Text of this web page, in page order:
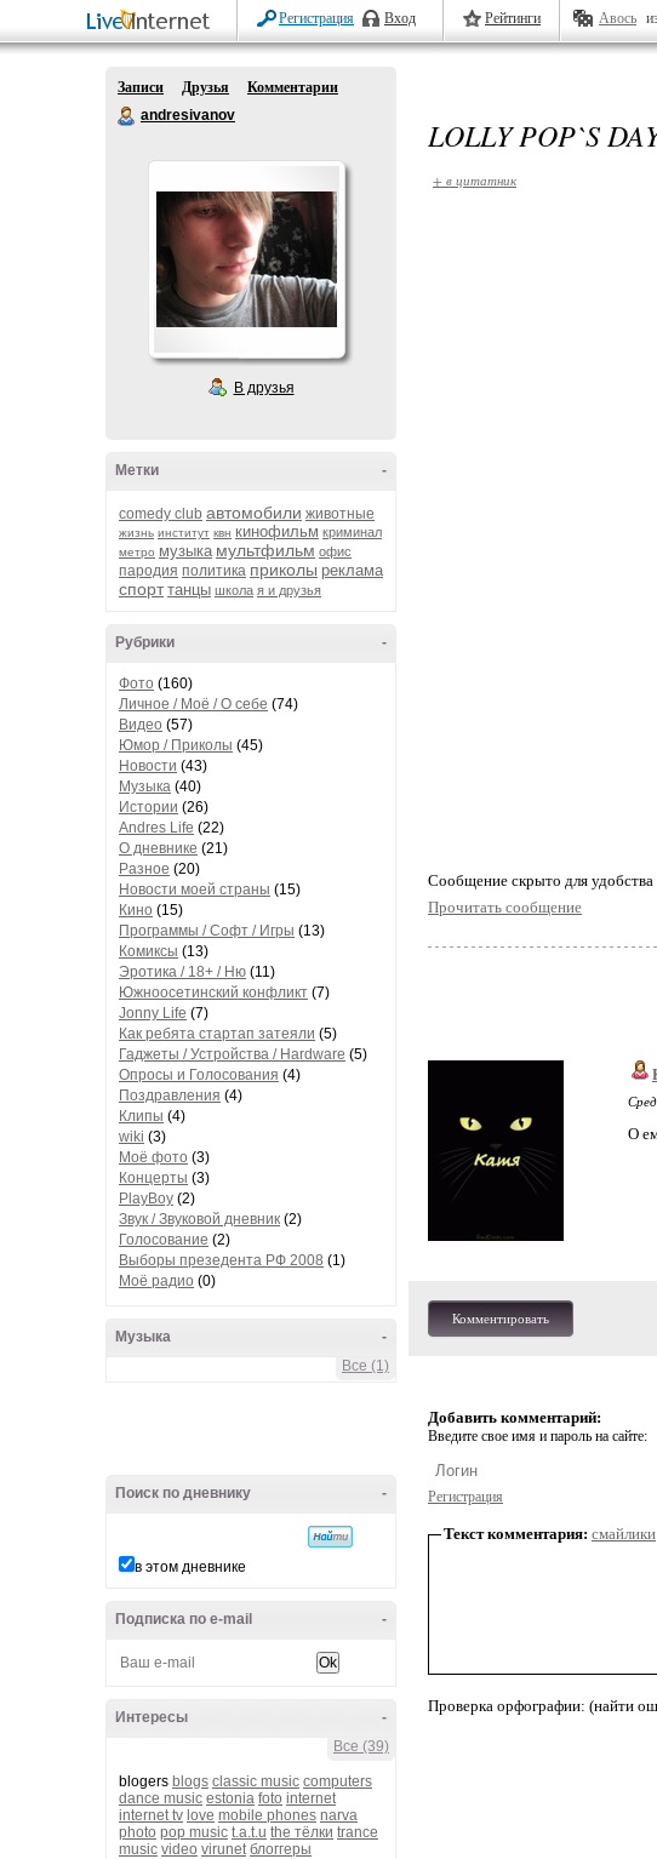
Регистрация Вход Рейтинги Авось
Записи Друзья
Комментарии
andresivanov
В друзья
-
Метки
comedy club автомобили животные
жизнь институт квн кинофильм криминал
метро музыка мультфильм офис
пародия политика приколы реклама
спорт танцы школа я и друзья
-
Рубрики
Фото (160)
Личное / Моё / О себе (74)
Видео (57)
Юмор / Приколы (45)
Новости (43)
Музыка (40)
Истории (26)
Andres Life (22)
О дневнике (21)
Разное (20)
Новости моей страны (15)
Кино (15)
Программы / Софт / Игры (13)
Комиксы (13)
Эротика / 18+ / Ню (11)
Южноосетинский конфликт (7)
Jonny Life (7)
Как ребята стартап затеяли (5)
Гаджеты / Устройства / Hardware (5)
Опросы и Голосования (4)
Поздравления (4)
Клипы (4)
wiki (3)
Моё фото (3)
Концерты (3)
PlayBoy (2)
Звук / Звуковой дневник (2)
Голосование (2)
Выборы презедента РФ 2008 (1)
Моё радио (0)
-
Музыка
Все (1)
-
Поиск по дневнику
в этом дневнике
-
Подписка по e-mail
-
Интересы
Все (39)
blogers blogs classic music computers
dance music estonia foto internet
internet tv love mobile phones narva
photo pop music t.a.t.u the тёлки trance
music video virunet блоггеры
LOLLY POP`S
+ в цитатник
Cообщение скрыто для
Прочитать сообщение
О
Комментировать
Добавить комментарий:
Введите свое имя и пароль на сайте:
Регистрация
Текст комментария: смайлики
Проверка орфографии: (найти